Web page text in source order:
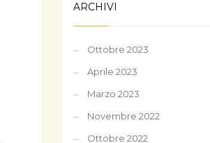
ARCHIVI
Ottobre 2023
Aprile 2023
Marzo 2023
Novembre 2022
Ottobre 2022